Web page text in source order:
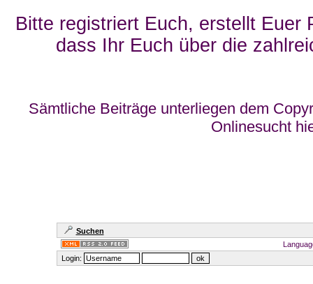
Bitte registriert Euch, erstellt Euer
dass Ihr Euch über die
Sämtliche Beiträge unterliegen dem
Onlinesucht
Suchen
Login: